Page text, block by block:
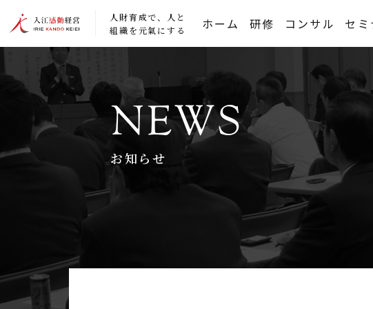
人財育成で、人と
組織を元氣にする
ホーム 研修 コンサル セミ
NEWS
お知らせ